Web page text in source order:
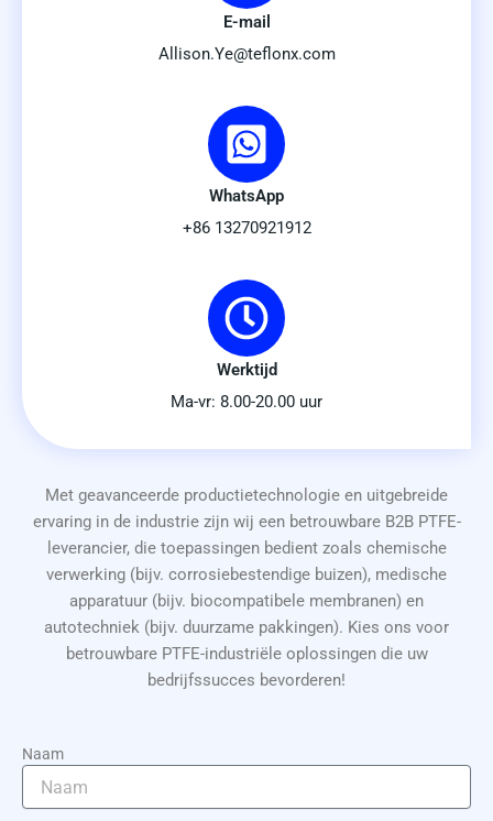
E-mail
Allison.Ye@teflonx.com
WhatsApp
+86 13270921912
Werktijd
Ma-vr: 8.00-20.00 uur
Met geavanceerde productietechnologie en uitgebreide
ervaring in de industrie zijn wij een betrouwbare B2B PTFE-
leverancier, die toepassingen bedient zoals chemische
verwerking (bijv. corrosiebestendige buizen), medische
apparatuur (bijv. biocompatibele membranen) en
autotechniek (bijv. duurzame pakkingen). Kies ons voor
betrouwbare PTFE-industriële oplossingen die uw
bedrijfssucces bevorderen!
Naam